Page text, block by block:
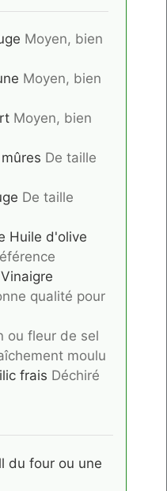
Moyen, bien
Moyen, bien
Moyen, bien
De taille
De taille
Huile d'olive
Vinaigre
qualité pour
ou fleur de sel
moulu
frais Déchiré
du four ou une